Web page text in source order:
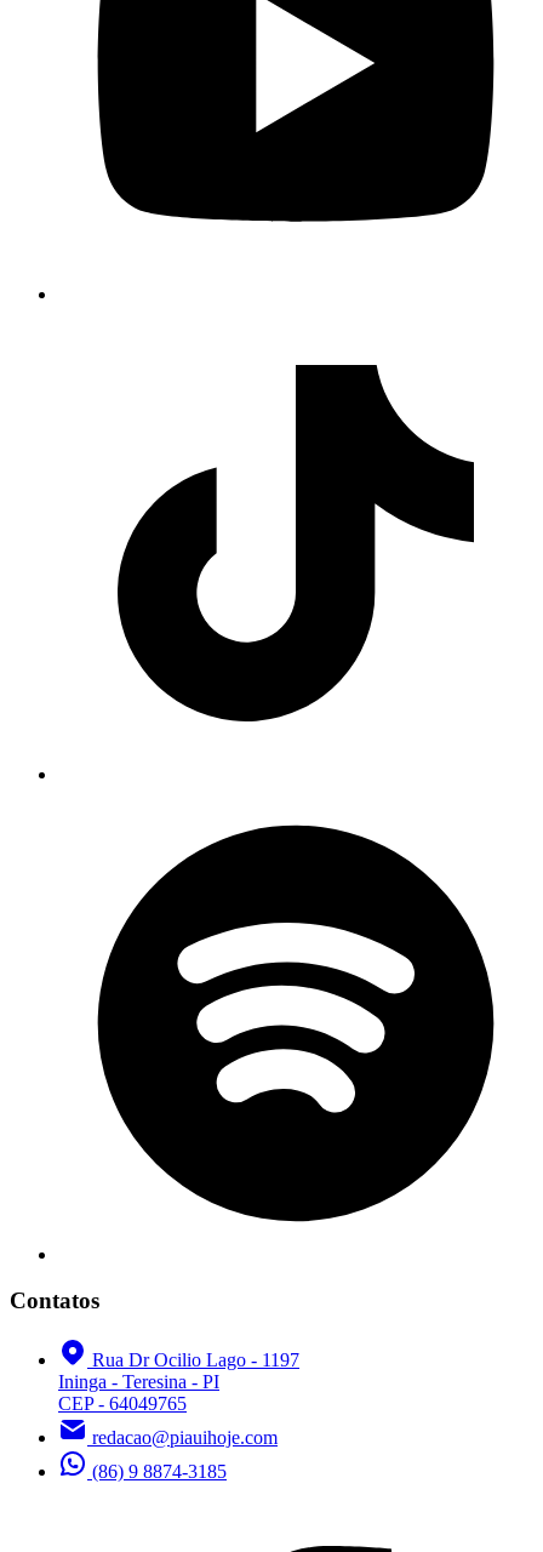
Contatos
Rua Dr Ocilio Lago - 1197
Ininga - Teresina - PI
CEP - 64049765
redacao@piauihoje.com
(86) 9 8874-3185